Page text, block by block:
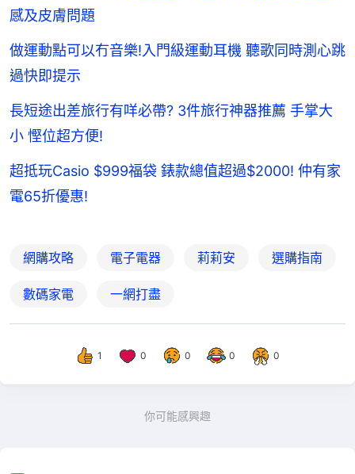
感及皮膚問題
做運動點可以冇音樂!入門級運動耳機 聽歌同時測心跳
過快即提示
長短途出差旅行有咩必帶? 3件旅行神器推薦 手掌大
小 慳位超方便!
超抵玩Casio $999福袋 錶款總值超過$2000! 仲有家
電65折優惠!
網購攻略 電子電器 莉莉安 選購指南
數碼家電 一網打盡
1 0 0 0 0
你可能感興趣